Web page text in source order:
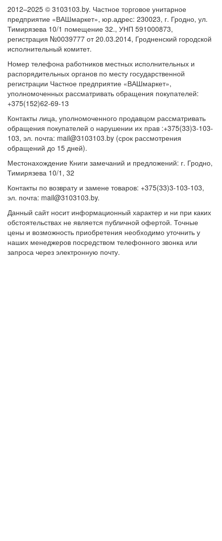
2012–2025 © 3103103.by. Частное торговое унитарное
предприятие «ВАШмаркет», юр.адрес: 230023, г. Гродно, ул.
Тимирязева 10/1 помещение 32., УНП 591000873,
регистрация №0039777 от 20.03.2014, Гродненский городской
исполнительный комитет.
Номер телефона работников местных исполнительных и
распорядительных органов по месту государственной
регистрации Частное предприятие «ВАШмаркет»,
уполномоченных рассматривать обращения покупателей:
+375(152)62-69-13
Контакты лица, уполномоченного продавцом рассматривать
обращения покупателей о нарушении их прав :+375(33)3-103-
103, эл. почта: mail@3103103.by (срок рассмотрения
обращений до 15 дней).
Местонахождение Книги замечаний и предложений: г. Гродно,
Тимирязева 10/1, 32
Контакты по возврату и замене товаров: +375(33)3-103-103,
эл. почта: mail@3103103.by.
Данный сайт носит информационный характер и ни при каких
обстоятельствах не является публичной офертой. Точные
цены и возможность приобретения необходимо уточнить у
наших менеджеров посредством телефонного звонка или
запроса через электронную почту.